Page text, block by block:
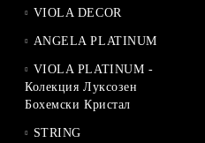
VIOLA DECOR
ANGELA PLATINUM
VIOLA PLATINUM -
Колекция Луксозен
Бохемски Кристал
STRING